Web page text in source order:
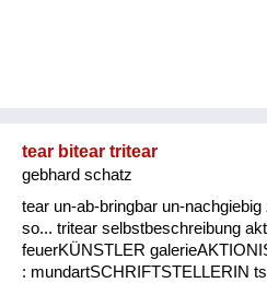
tear bitear tritear
gebhard schatz
tear un-ab-bringbar un-
so... tritear selbstbeschreibung
feuerKÜNSTLER
: mundartSCHRIFTSTELLERIN